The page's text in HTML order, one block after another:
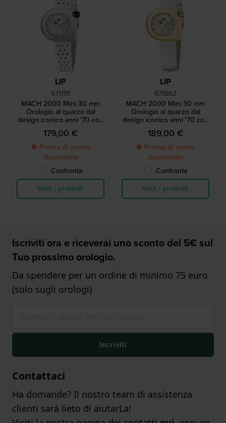
LIP
671191
MACH 2000 Mini 30 mm
Orologio al quarzo dal
design iconico anni '70 con
cassa asimmetrica
179,00 €
● Presto di nuovo
disponibile
Confronta
Vedi i prodotti
LIP
671662
MACH 2000 Mini 30 mm
Orologio al quarzo dal
design iconico anni '70 con
cassa asimmetrica
189,00 €
● Presto di nuovo
disponibile
Confronta
Vedi i prodotti
Iscriviti ora e riceverai uno sconto del 5€ sul
Tuo prossimo orologio.
Da spendere per un ordine di minimo 75 euro
(solo sugli orologi)
Iscriviti
Contattaci
Ha domande? Il nostro team di assistenza
clienti sarà lieto di aiutarLa!